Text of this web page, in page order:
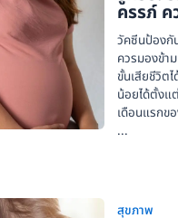
ครรภ์ ค
วัคซีนป้องกั
ควรมองข้า
ขั้นเสียชีวิต
น้อยได้ตั้งแ
เดือนแรกข
...
สุขภาพ